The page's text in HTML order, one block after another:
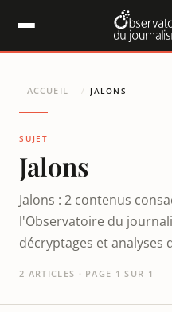
ACCUEIL / JALONS
SUJET
Jalons
Jalons : 2 contenus
l'Observatoire du
décryptages et analyses
2 ARTICLES · PAGE 1 SUR 1
Panneau de gestion des